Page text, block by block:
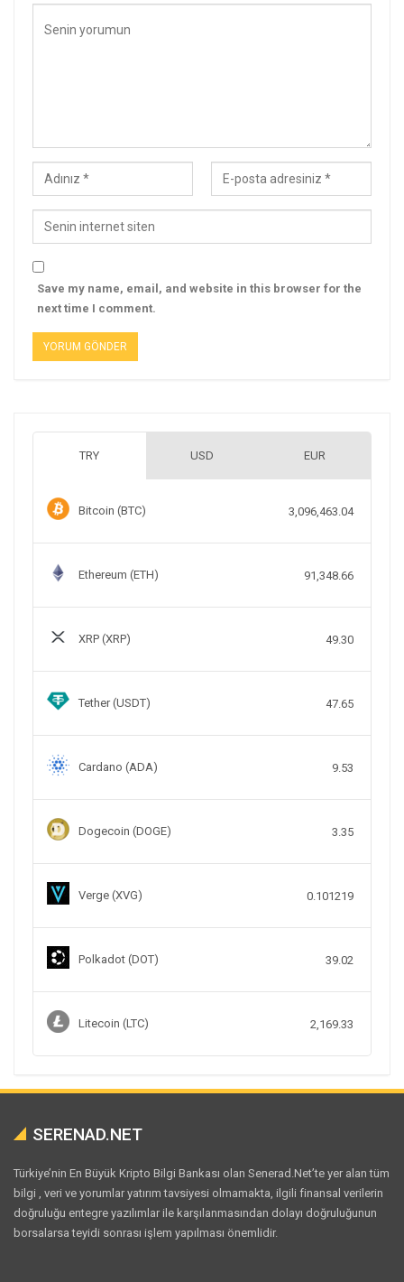
Save my name, email, and website in this browser for the
next time I comment.
TRY USD EUR
Bitcoin (BTC) 3,096,463.04
Ethereum (ETH) 91,348.66
XRP (XRP) 49.30
Tether (USDT) 47.65
Cardano (ADA) 9.53
Dogecoin (DOGE) 3.35
Verge (XVG) 0.101219
Polkadot (DOT) 39.02
Litecoin (LTC) 2,169.33
SERENAD.NET
Türkiye’nin En Büyük Kripto Bilgi Bankası olan Senerad.Net’te yer alan tüm
bilgi , veri ve yorumlar yatırım tavsiyesi olmamakta, ilgili finansal verilerin
doğruluğu entegre yazılımlar ile karşılanmasından dolayı doğruluğunun
borsalarsa teyidi sonrası işlem yapılması önemlidir.